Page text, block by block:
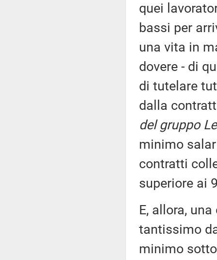
quei
bassi per
una vita in
dovere - di
di tutelare
dalla
del gruppo
minimo
contratti
superiore ai
E, allora,
tantissimo
minimo